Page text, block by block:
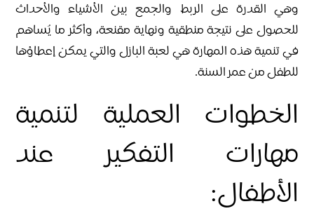
وهي القدرة على الربط والجمع بين الأشياء والأحداث
للحصول على نتيجة منطقية ونهاية مقنعة، وأكثر ما يُساهم
في تنمية هذه المهارة هي لعبة البازل والتي يمكن إعطاؤها
للطفل من عمر السنة.
الخطوات العملية لتنمية
مهارات التفكير عند
الأطفال: